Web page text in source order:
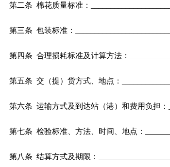
第二条 棉花质量标准：
第三条 包装标准：
第四条 合理损耗标准及计算方法：
第五条 交（提）货方式、地点：
第六条 运输方式及到达站（港）和费用负担：
第七条 检验标准、方法、时间、地点：
第八条 结算方式及期限：